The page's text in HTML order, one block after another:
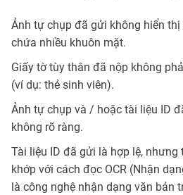
Ảnh tự chụp đã gửi không hiển
chứa nhiều khuôn mặt.
Giấy tờ tùy thân đã nộp không
(ví dụ: thẻ sinh viên).
Ảnh tự chụp và / hoặc tài liệu ID
không rõ ràng.
Tài liệu ID đã gửi là hợp lệ,
khớp với cách đọc OCR (Nhận
là công nghệ nhận dạng văn bản